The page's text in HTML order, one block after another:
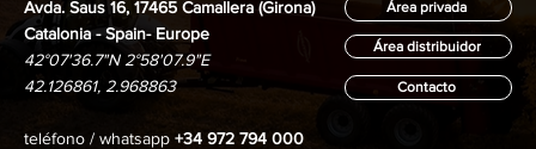
Avda. Saus 16, 17465 Camallera (Girona)
Catalonia - Spain- Europe
42°07'36.7"N 2°58'07.9"E
42.126861, 2.968863
teléfono / whatsapp+34 972 794 000
Área privada
Área distribuidor
Contacto